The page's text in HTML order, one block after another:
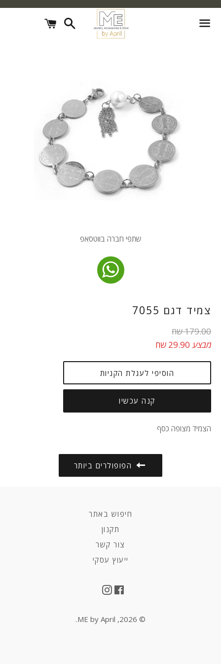
חיפוש
עגלת
שתפי חברה בווטסאפ
צמיד דגם 7055
מחיר
רגיל
179.00 שח
מבצע29.90 שח
הוסיפי לעגלת הקניות
קנה עכשיו
הצמיד מצופה כסף
הפופולרים ביותר
חיפוש באתר
תקנון
צור קשר
ייעוץ עסקי
Facebook
Instagram
© 2026,
ME by April
.